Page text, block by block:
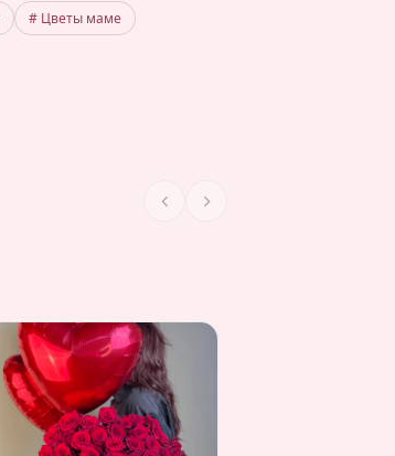
# Цветы маме